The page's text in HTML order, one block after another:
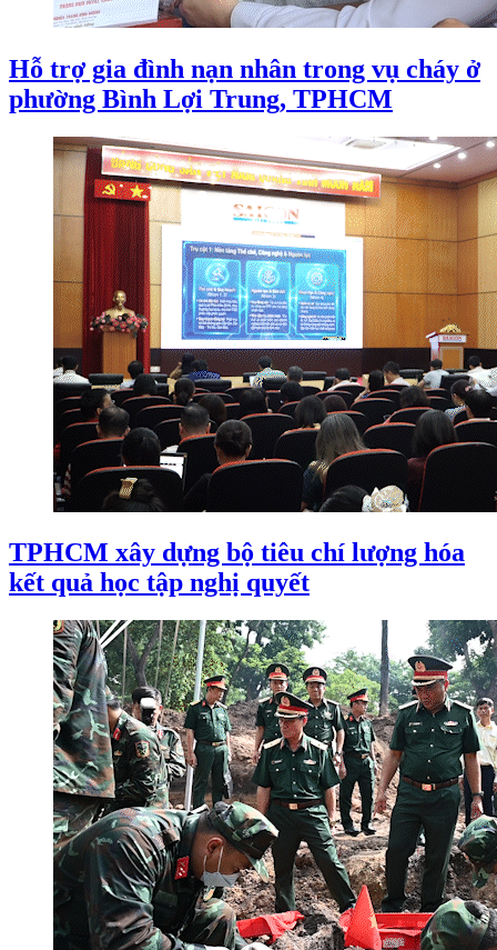
Hỗ trợ gia đình nạn nhân trong vụ cháy ở
phường Bình Lợi Trung, TPHCM
TPHCM xây dựng bộ tiêu chí lượng hóa
kết quả học tập nghị quyết